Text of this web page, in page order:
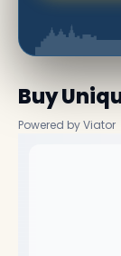
Buy
Powered by Viator